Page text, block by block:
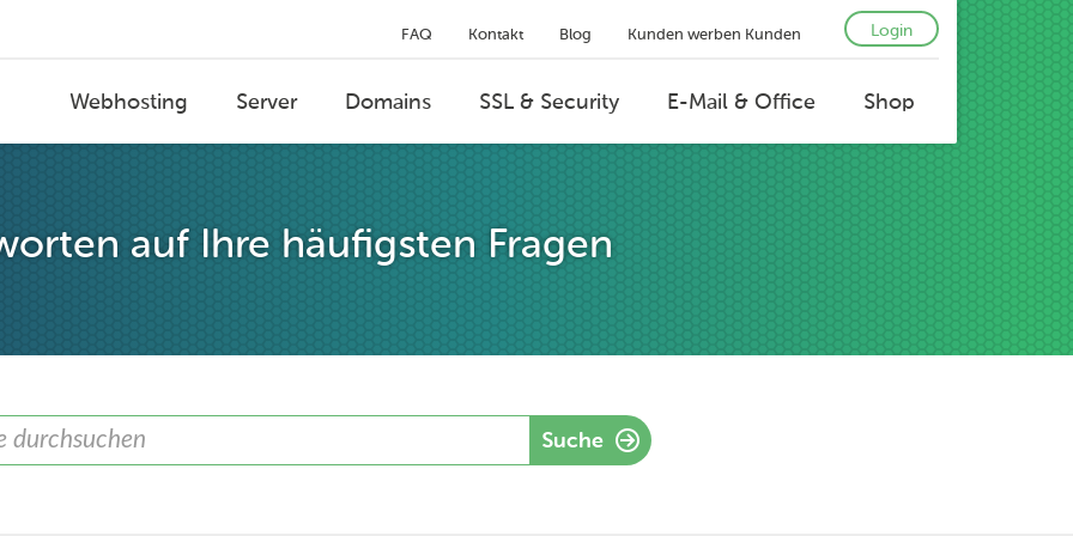
FAQ Kontakt Blog Kunden werben Kunden Login
Webhosting Server Domains SSL & Security E-Mail & Office Shop
auf Ihre häufigsten Fragen
Suche